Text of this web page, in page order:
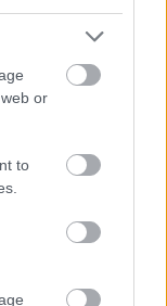
or
to
hinni önmagában